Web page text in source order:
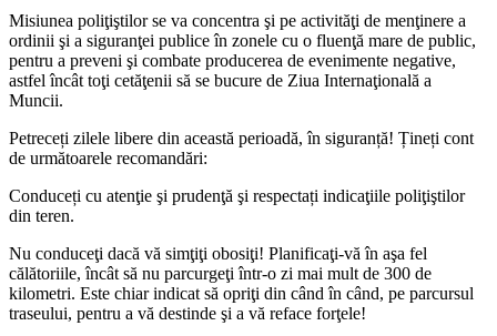
Misiunea poliţiştilor se va concentra şi pe activităţi de menţinere a
ordinii şi a siguranţei publice în zonele cu o fluenţă mare de public,
pentru a preveni şi combate producerea de evenimente negative,
astfel încât toţi cetăţenii să se bucure de Ziua Internaţională a
Muncii.
Petreceți zilele libere din această perioadă, în siguranță! Țineți cont
de următoarele recomandări:
Conduceți cu atenţie şi prudenţă şi respectați indicaţiile poliţiştilor
din teren.
Nu conduceţi dacă vă simţiţi obosiţi! Planificaţi-vă în aşa fel
călătoriile, încât să nu parcurgeţi într-o zi mai mult de 300 de
kilometri. Este chiar indicat să opriţi din când în când, pe parcursul
traseului, pentru a vă destinde şi a vă reface forţele!